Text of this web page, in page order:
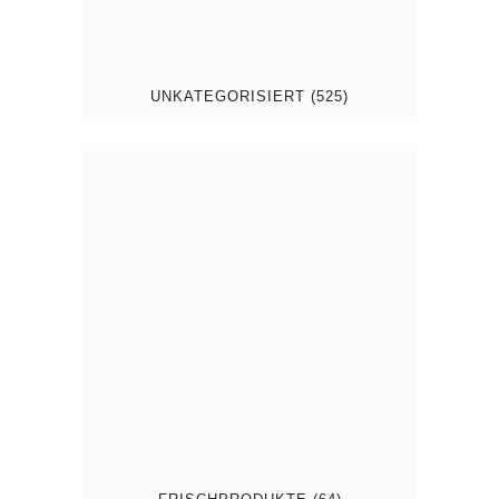
UNKATEGORISIERT (525)